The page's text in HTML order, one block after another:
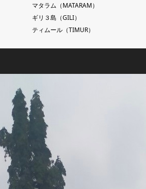
マタラム（MATARAM）
ギリ３島（GILI）
ティムール（TIMUR）